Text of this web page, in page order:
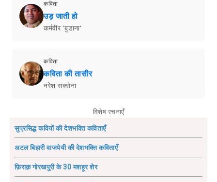
कविता
उड़ जाती हो
कर्मवीर 'बुडाना'
कविता
कविता की तासीर
नरेश सक्सेना
विशेष रचनाएँ
सुप्रसिद्ध कवियों की देशभक्ति कविताएँ
अटल बिहारी वाजपेयी की देशभक्ति कविताएँ
फ़िराक़ गोरखपुरी के 30 मशहूर शेर